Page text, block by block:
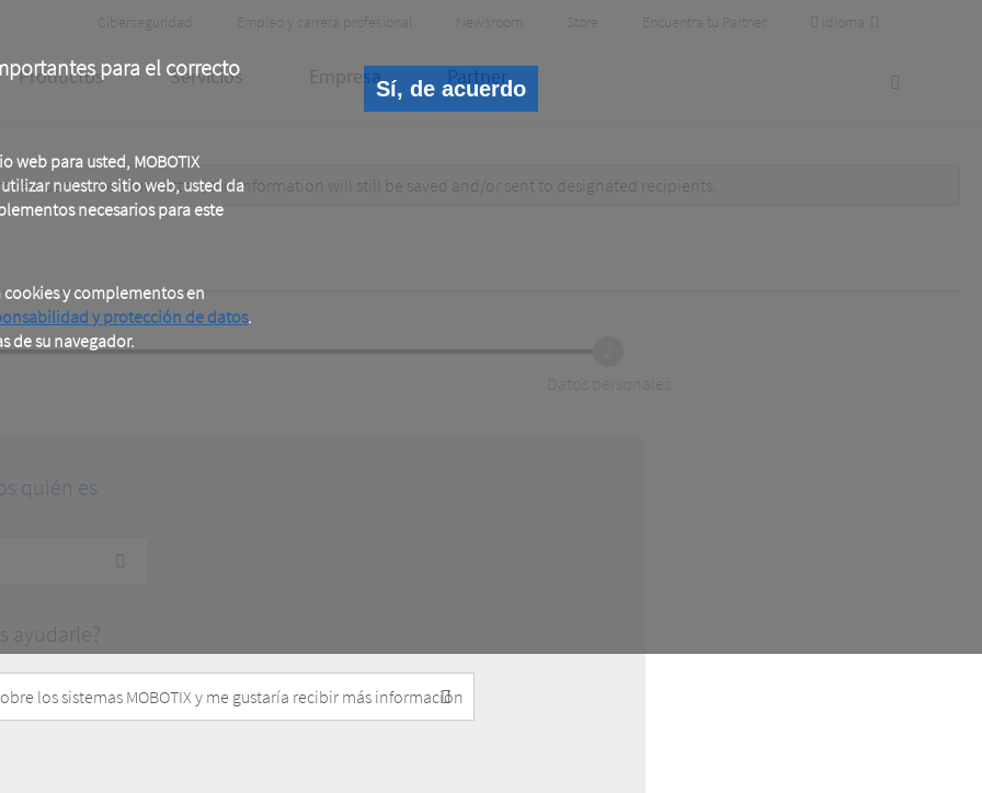
para el correcto
web para usted, MOBOTIX
nuestro sitio web, usted da
necesarios para este
y complementos en
y protección de datos.
de su navegador.
Sí, de acuerdo
Header
Meta
Ciberseguridad Empleo y carrera profesional Newsroom Store Encuentra tu Partner Idioma
Productos Servicios Empresa Partner
test data. When submitted, this information will still be saved and/or sent to designated recipients
quién es
ayudarle?